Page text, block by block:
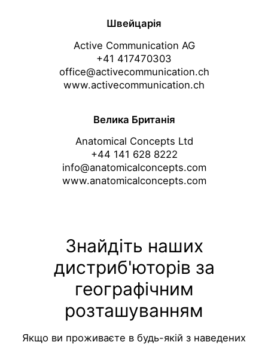
Швейцарія
Active Communication AG
+41 417470303
office@activecommunication.ch
www.activecommunication.ch
Велика Британія
Anatomical Concepts Ltd
+44 141 628 8222
info@anatomicalconcepts.com
www.anatomicalconcepts.com
Знайдіть наших
дистриб'юторів за
географічним
розташуванням
Якщо ви проживаєте в будь-якій з наведених